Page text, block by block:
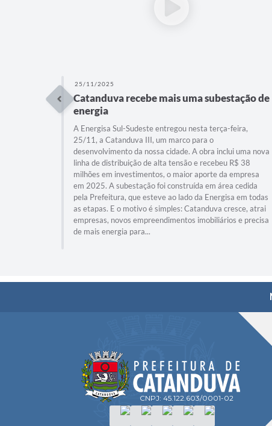
25/11/2025
Catanduva recebe mais uma subestação de
energia
A Energisa Sul-Sudeste entregou nesta terça-feira,
25/11, a Catanduva III, um marco para o
desenvolvimento da nossa cidade. A obra inclui uma nova
linha de distribuição de alta tensão e recebeu R$ 38
milhões em investimentos, o maior aporte da empresa
em 2025. A subestação foi construída em área cedida
pela Prefeitura, que esteve ao lado da Energisa em todas
as etapas. E o motivo é simples: Catanduva cresce, atrai
empresas, novos empreendimentos imobiliários e precisa
de mais energia para...
CNPJ: 45.122.603/0001-02